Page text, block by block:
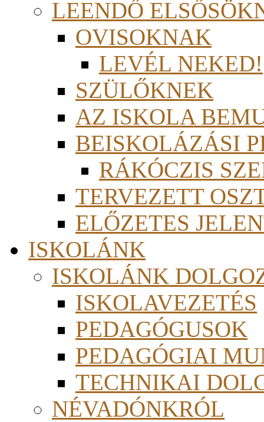
LEENDŐ
OVISOKNAK
LEVÉL NEKED!
SZÜLŐKNEK
AZ ISKOLA
BEISKOLÁZÁSI
RÁKÓCZIS
TERVEZETT
ELŐZETES
ISKOLÁNK
ISKOLÁNK
ISKOLAVEZETÉS
PEDAGÓGUSOK
PEDAGÓGIAI
TECHNIKAI
NÉVADÓNKRÓL